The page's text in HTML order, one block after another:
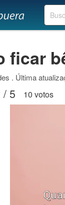
ficar
. Última
/ 5 10 votos